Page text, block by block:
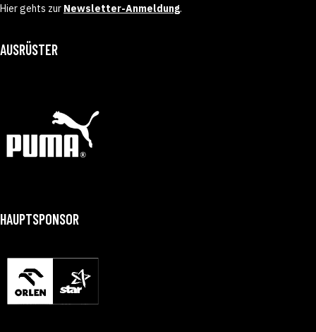
Hier gehts zur Newsletter-Anmeldung.
AUSRÜSTER
HAUPTSPONSOR